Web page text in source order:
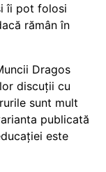
îi pot folosi
rămân în
Dragos
discuții cu
sunt mult
publicată
este